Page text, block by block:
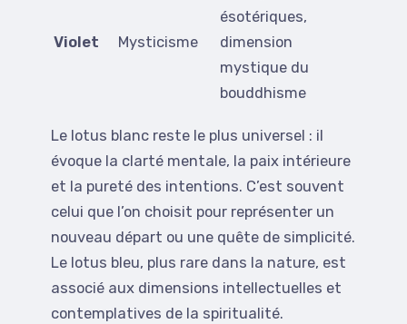
Violet Mysticisme
ésotériques,
dimension
mystique du
bouddhisme
Le lotus blanc reste le plus universel : il
évoque la clarté mentale, la paix intérieure
et la pureté des intentions. C’est souvent
celui que l’on choisit pour représenter un
nouveau départ ou une quête de simplicité.
Le lotus bleu, plus rare dans la nature, est
associé aux dimensions intellectuelles et
contemplatives de la spiritualité.